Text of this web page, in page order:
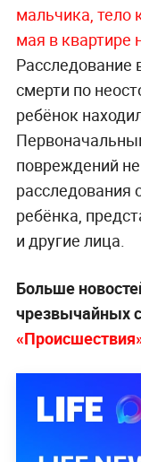
мальчика, тело
мая в квартире
Расследование
смерти по
ребёнок
повреждений
расследования
ребёнка,
и другие лица.
Больше
чрезвычайных